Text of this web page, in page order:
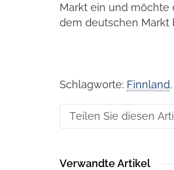
Markt ein und möchte
dem deutschen Markt
Schlagworte: Finnland,
Teilen Sie diesen
Verwandte Artikel